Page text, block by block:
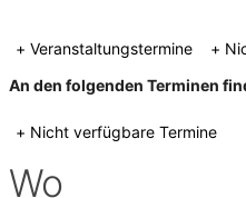
+ Veranstaltungstermine
+
An den folgenden Terminen
+ Nicht verfügbare Termine
Wo